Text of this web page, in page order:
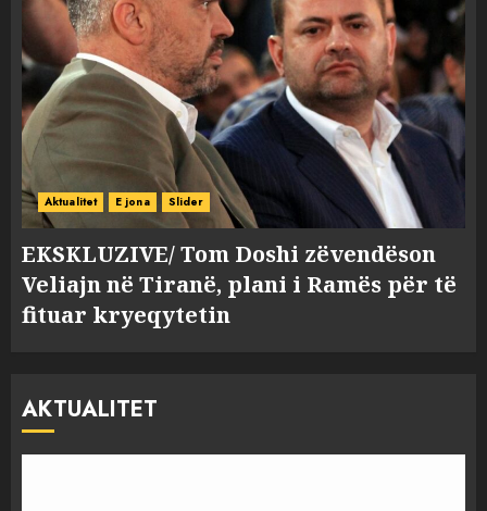
Aktualitet E jona Slider
EKSKLUZIVE/ Tom Doshi zëvendëson
Veliajn në Tiranë, plani i Ramës për të
fituar kryeqytetin
AKTUALITET